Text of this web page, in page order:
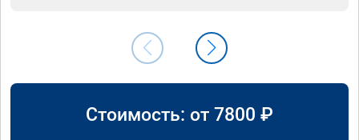
Стоимость: от 7800 ₽